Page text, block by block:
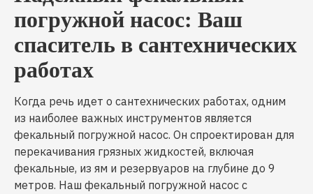
погружной насос: Ваш
спаситель в сантехнических
работах
Когда речь идет о сантехнических работах, одним
из наиболее важных инструментов является
фекальный погружной насос. Он спроектирован для
перекачивания грязных жидкостей, включая
фекальные, из ям и резервуаров на глубине до 9
метров. Наш фекальный погружной насос с